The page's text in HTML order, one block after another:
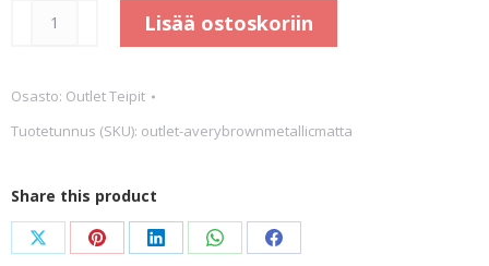
Outlet
Metallic
matta
Lisää ostoskoriin
Osasto: Outlet Teipit
Tuotetunnus (SKU): outlet-averybrownmetallicmatta
Share this product
Share Share Share Share Share